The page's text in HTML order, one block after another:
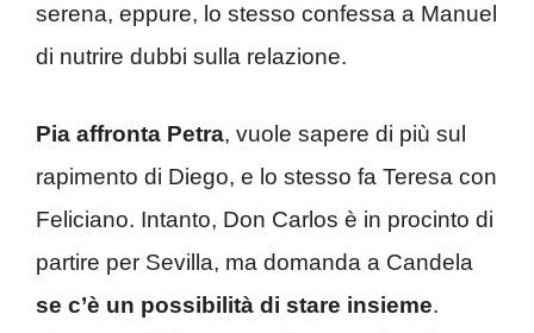
serena, eppure, lo stesso confessa a Manuel
di nutrire dubbi sulla relazione.
Pia affronta Petra, vuole sapere di più sul
rapimento di Diego, e lo stesso fa Teresa con
Feliciano. Intanto, Don Carlos è in procinto di
partire per Sevilla, ma domanda a Candela
se c’è un possibilità di stare insieme.